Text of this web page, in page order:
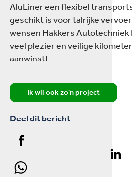
AluLiner een flexibel
geschikt is voor talrijke
wensen Hakkers Autotechniek
veel plezier en veilige
aanwinst!
Ik wil ook zo'n project
Deel dit bericht